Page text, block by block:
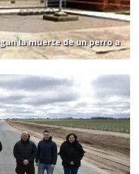
la muerte de un perro a